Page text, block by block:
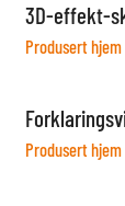
3D-effekt-
Produsert hjem
Produsert hjem